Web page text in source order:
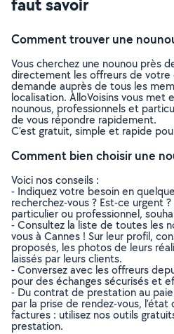
Comment trouver une
Vous cherchez une nounou près
directement les offreurs de votre
demande auprès de tous les
localisation. AlloVoisins vous met
nounous, professionnels et
de vous répondre rapidement.
C’est gratuit, simple et rapide
Comment bien choisir une
Voici nos conseils :
- Indiquez votre besoin en
recherchez-vous ? Est-ce urgent
particulier ou professionnel,
- Consultez la liste de toutes les
vous à Cannes ! Sur leur profil,
proposés, les photos de leurs
laissés par leurs clients.
- Conversez avec les offreurs
pour des échanges sécurisés et
- Du contrat de prestation au
par la prise de rendez-vous,
factures : utilisez nos outils
prestation.